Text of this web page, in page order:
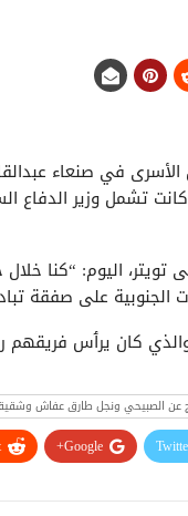
في صنعاء
تشمل وزير الدفاع
اليوم: “كنا
الجنوبية على صفقة
كان يرٲس
عن الصبيحي ونجل طارق عفاش
Google+